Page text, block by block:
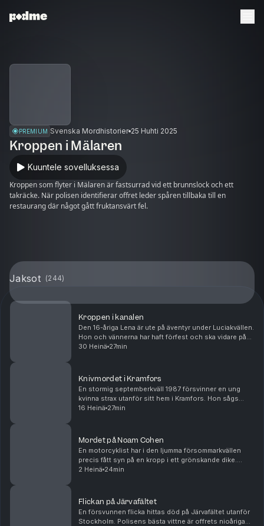
PREMIUM Svenska Mordhistorier 25 Huhti 2025
Kroppen i Mälaren
Kuuntele sovelluksessa
Kroppen som flyter i Mälaren är fastsurrad vid ett brunnslock och ett
takräcke. När polisen identifierar offret leder spåren tillbaka till en
restaurang där något gått fruktansvärt fel.
Jaksot (244)
Kroppen i kanalen
Den 16-åriga Lena är ute på äventyr under Luciakvällen.
Hon och vännerna har haft förfest och ska vidare på
klubb. Men Lena kommer aldrig fram. Det hela avskrivs
30 Heinä 27min
Knivmordet i Kramfors
En stormig septemberkväll 1987 försvinner en ung
kvinna strax utanför sitt hem i Kramfors. Hon sågs
senast när hon rastade sin hund. Dagen efter görs en
16 Heinä 27min
Mordet på Noam Cohen
En motorcyklist har i den ljumma försommarkvällen
precis fått syn på en kropp i ett grönskande dike.
Kroppen ligger i en märklig position, och rör sig inte
2 Heinä 24min
Flickan på Järvafältet
En försvunnen flicka hittas död på Järvafältet utanför
Stockholm. Polisens bästa vittne är offrets nioåriga